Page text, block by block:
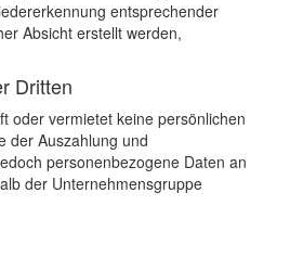
entsprechender
Absicht erstellt werden,
Dritten
oder vermietet keine persönlichen
der Auszahlung und
personenbezogene Daten an
der Unternehmensgruppe